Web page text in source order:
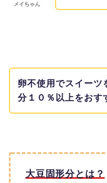
メイちゃん
卵不使用でスイーツ
分１０％以上をおす
大豆固形分とは？